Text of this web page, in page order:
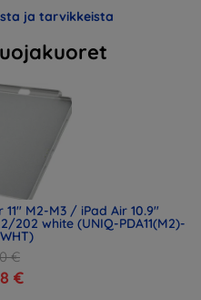
ja tarvikkeista
M2-M3 / iPad Air 10.9"
202 white (UNIQ-PDA11(M2)-
€
€